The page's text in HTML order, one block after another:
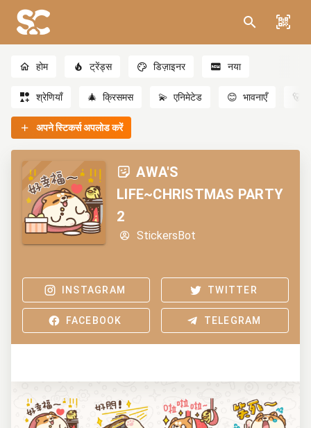
होम ट्रेंड्स डिज़ाइनर नया
श्रेणियाँ 🎄 क्रिसमस 💫 एनिमेटेड 😊 भावनाएँ 🐻
अपने स्टिकर्स अपलोड करें
AWA'S
LIFE~CHRISTMAS PARTY
2
StickersBot
INSTAGRAM TWITTER
FACEBOOK TELEGRAM